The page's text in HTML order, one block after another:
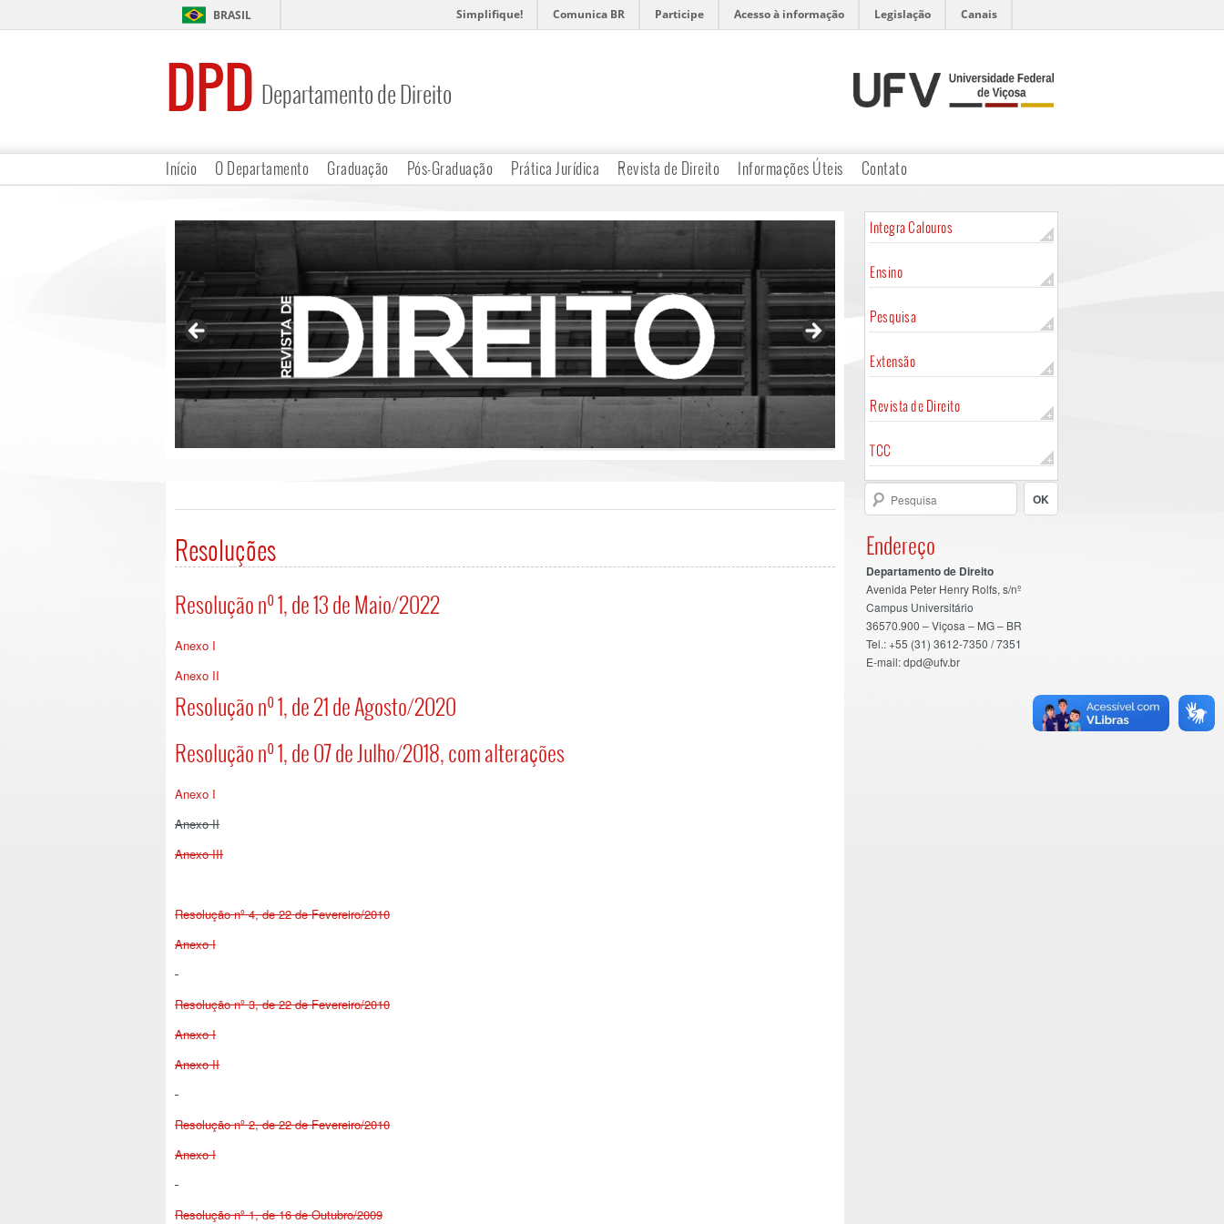
BRASIL Simplifique! Comunica BR Participe Acesso à informação Legislação Canais
DPD Departamento de Direito
Início O Departamento Graduação Pós-Graduação Prática Jurídica Revista de Direito Informações Úteis Contato
Integra Calouros
Ensino
Pesquisa
Extensão
Revista de Direito
TCC
Endereço
Departamento de Direito
Avenida Peter Henry Rolfs, s/nº
Campus Universitário
36570.900 – Viçosa – MG – BR
Tel.: +55 (31) 3612-7350 / 7351
E-mail: dpd@ufv.br
Resoluções
Resolução nº 1, de 13 de Maio/2022
Anexo I
Anexo II
Resolução nº 1, de 21 de Agosto/2020
Resolução nº 1, de 07 de Julho/2018, com alterações
Anexo I
Anexo II
Anexo III
Resolução nº 4, de 22 de Fevereiro/2010
Anexo I
Resolução nº 3, de 22 de Fevereiro/2010
Anexo I
Anexo II
Resolução nº 2, de 22 de Fevereiro/2010
Anexo I
Resolução nº 1, de 16 de Outubro/2009